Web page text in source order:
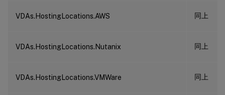
VDAs.HostingLocations.AWS 同上
VDAs.HostingLocations.Nutanix 同上
VDAs.HostingLocations.VMWare 同上